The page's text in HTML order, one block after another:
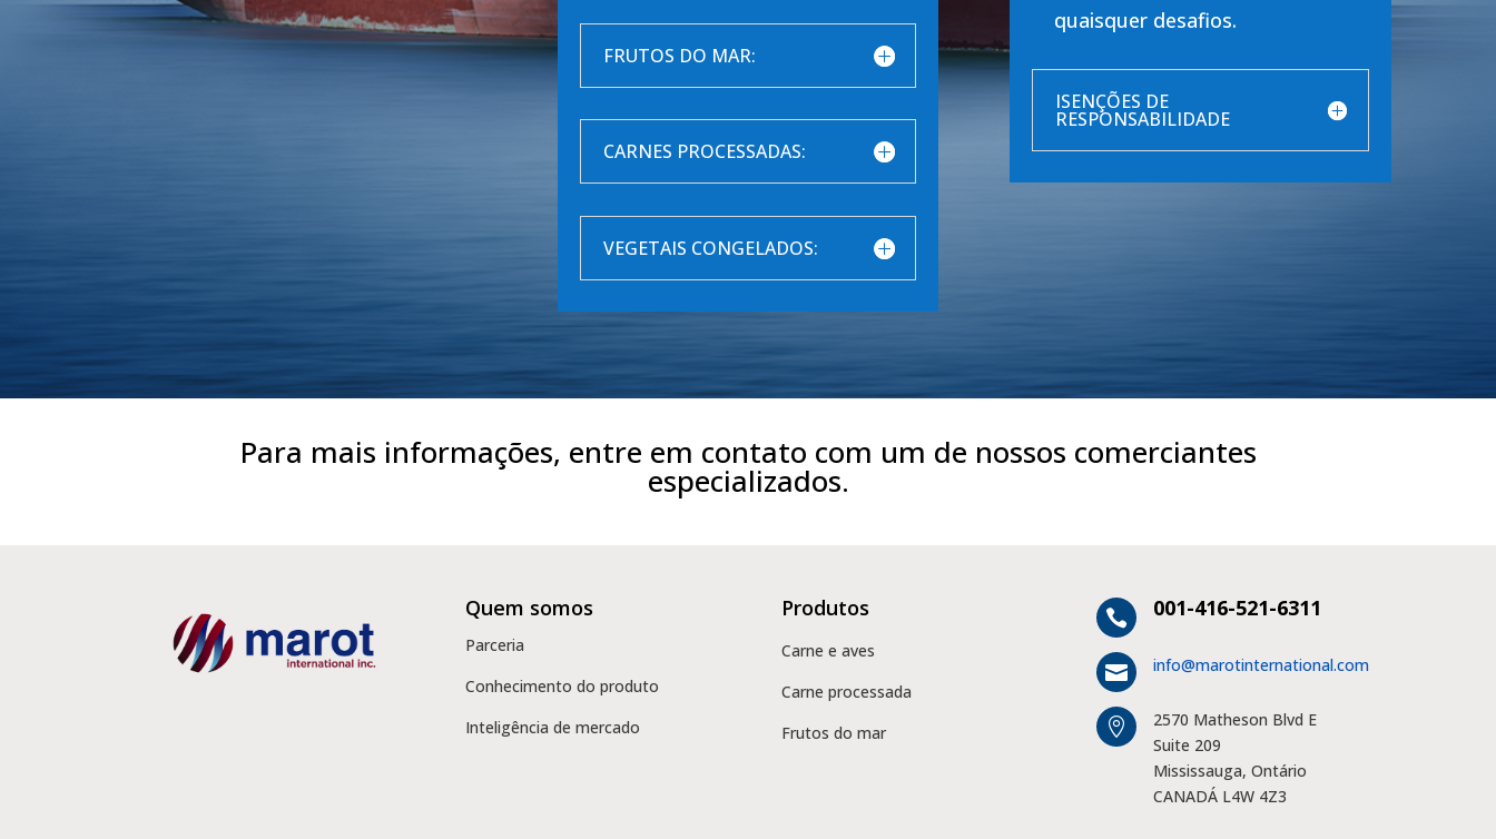
FRUTOS DO MAR:
CARNES PROCESSADAS:
VEGETAIS CONGELADOS:
quaisquer desafios.
ISENÇÕES DE
RESPONSABILIDADE
Para mais informações, entre em contato com um de nossos comerciantes
especializados.
Quem somos
Parceria
Conhecimento do produto
Inteligência de mercado
Produtos
Carne e aves
Carne processada
Frutos do mar
 001-416-521-6311
 info@marotinternational.com

2570 Matheson Blvd E
Suite 209
Mississauga, Ontário
CANADÁ L4W 4Z3